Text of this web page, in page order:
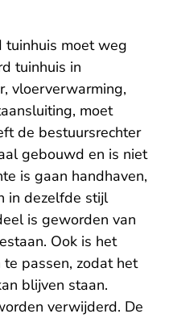
moet weg
tuinhuis in
vloerverwarming,
moet
de bestuursrechter
gebouwd en is niet
is gaan handhaven,
in dezelfde stijl
is geworden van
Ook is het
passen, zodat het
blijven staan.
verwijderd. De